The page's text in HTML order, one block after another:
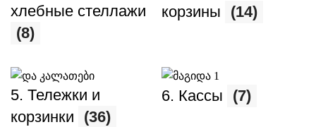
хлебные стеллажи
(8)
корзины
(14)
5. Тележки и
корзинки
(36)
6. Кассы (7)